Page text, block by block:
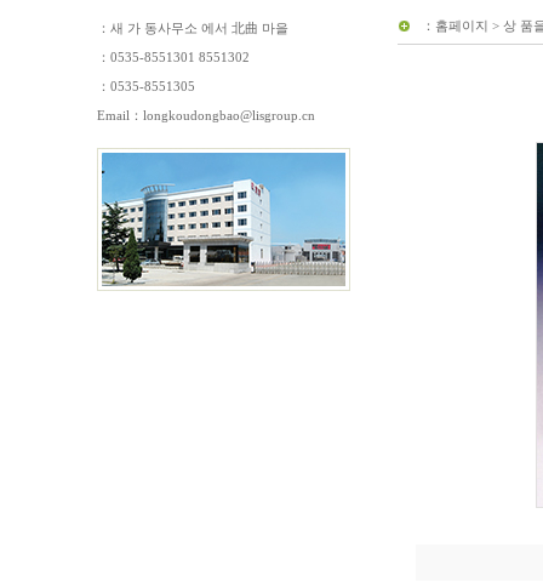
：새 가 동사무소 에서 北曲 마을
：0535-8551301 8551302
：0535-8551305
Email： longkoudongbao@lisgroup.cn
： 홈페이지 > 상 품